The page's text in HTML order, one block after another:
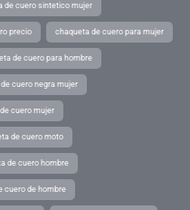
de cuero sintetico mujer
precio chaqueta de cuero para mujer
de cuero para hombre
cuero negra mujer
cuero mujer
de cuero moto
de cuero hombre
cuero de hombre